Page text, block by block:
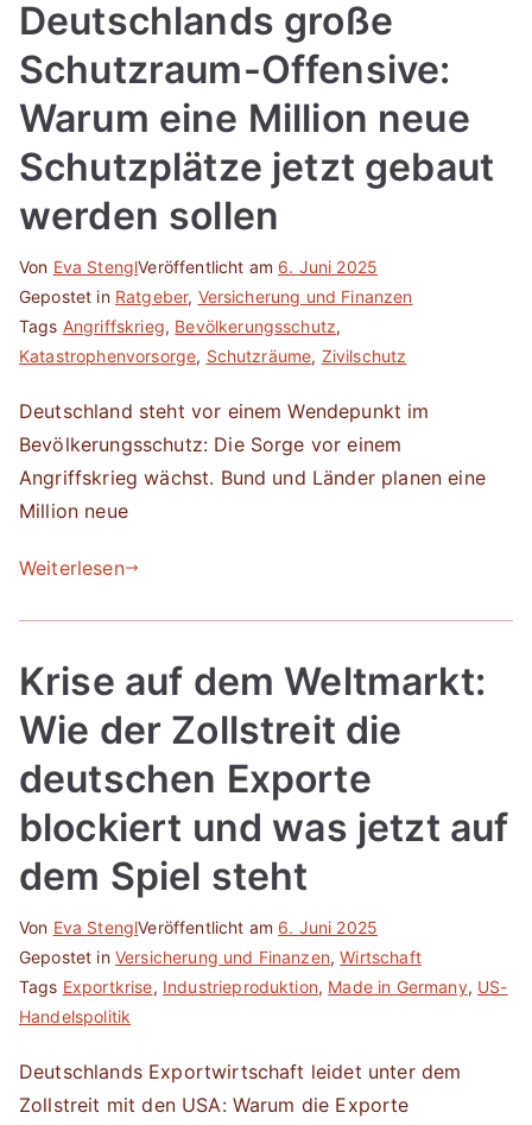
Deutschlands große
Schutzraum-Offensive:
Warum eine Million neue
Schutzplätze jetzt gebaut
werden sollen
Von Eva StenglVeröffentlicht am 6. Juni 2025
Gepostet in Ratgeber, Versicherung und Finanzen
Tags Angriffskrieg, Bevölkerungsschutz,
Katastrophenvorsorge, Schutzräume, Zivilschutz
Deutschland steht vor einem Wendepunkt im
Bevölkerungsschutz: Die Sorge vor einem
Angriffskrieg wächst. Bund und Länder planen eine
Million neue
Weiterlesen
Krise auf dem Weltmarkt:
Wie der Zollstreit die
deutschen Exporte
blockiert und was jetzt auf
dem Spiel steht
Von Eva StenglVeröffentlicht am 6. Juni 2025
Gepostet in Versicherung und Finanzen,Wirtschaft
Tags Exportkrise, Industrieproduktion, Made in Germany, US-
Handelspolitik
Deutschlands Exportwirtschaft leidet unter dem
Zollstreit mit den USA: Warum die Exporte